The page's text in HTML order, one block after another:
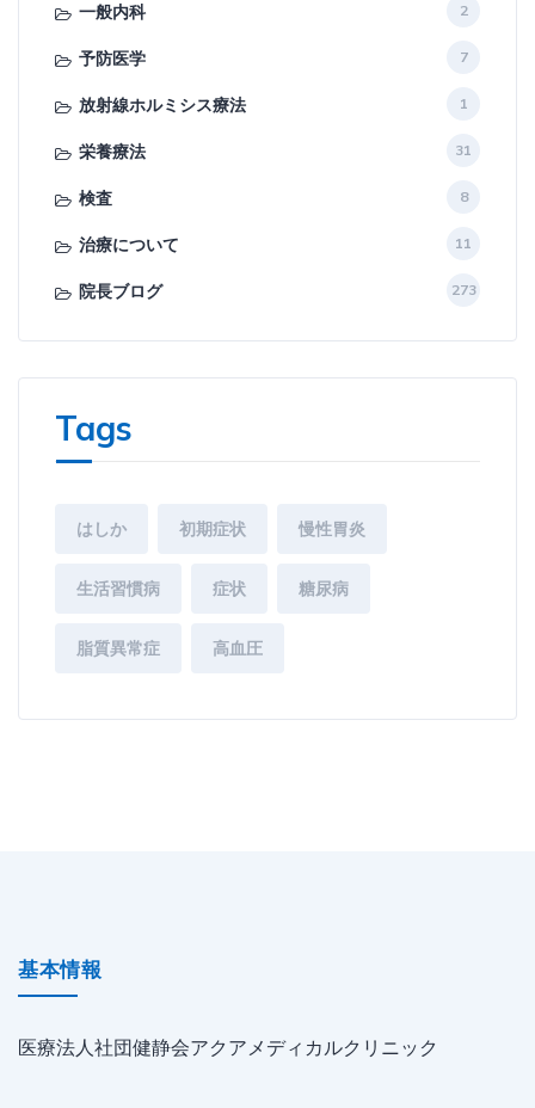
一般内科 2
予防医学 7
放射線ホルミシス療法 1
栄養療法 31
検査 8
治療について 11
院長ブログ 273
Tags
はしか 初期症状 慢性胃炎
生活習慣病 症状 糖尿病
脂質異常症 高血圧
基本情報
医療法人社団健静会アクアメディカルクリニック